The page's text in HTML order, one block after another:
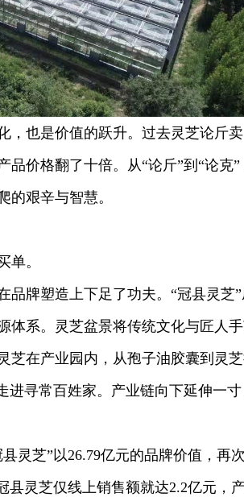
也是价值的跃升。过去灵芝论斤
价格翻了十倍。从“论斤”到“论克”
的艰辛与智慧。
。
牌塑造上下足了功夫。“冠县灵芝”
体系。灵芝盆景将传统文化与匠人
在产业园内，从孢子油胶囊到灵芝
进寻常百姓家。产业链向下延伸一
芝”以26.79亿元的品牌价值，再
县灵芝仅线上销售额就达2.2亿元，